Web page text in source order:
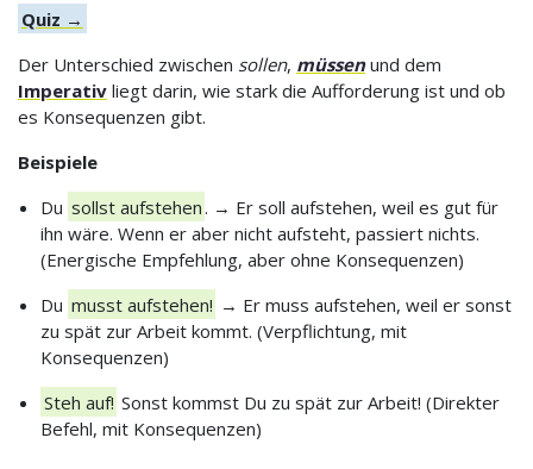
Quiz →
Der Unterschied zwischen sollen, müssenund dem
Imperativ liegt darin, wie stark die Aufforderung ist und ob
es Konsequenzen gibt.
Beispiele
Du sollst aufstehen . → Er soll aufstehen, weil es gut für
ihn wäre. Wenn er aber nicht aufsteht, passiert nichts.
(Energische Empfehlung, aber ohne Konsequenzen)
Du musst aufstehen! → Er muss aufstehen, weil er sonst
zu spät zur Arbeit kommt. (Verpflichtung, mit
Konsequenzen)
Steh auf! Sonst kommst Du zu spät zur Arbeit! (Direkter
Befehl, mit Konsequenzen)